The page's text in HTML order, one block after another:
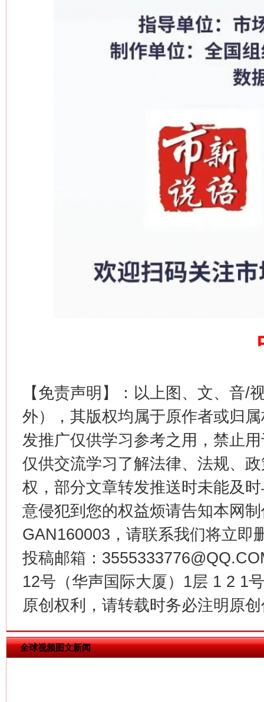
【免责声明】：以上图、文、音/
外），其版权均属于原作者或归
发推广仅供学习参考之用，禁止
仅供交流学习了解法律、法规、
权，部分文章转发推送时未能及
意侵犯到您的权益烦请告知本网
GAN160003，请联系我们将立即
投稿邮箱：
12号（华声国际大厦）1层 1 2 1
原创权利，请转载时务必注明原
全球视频图文新闻
网上购药对药下症？
习近平的博鳌关键词